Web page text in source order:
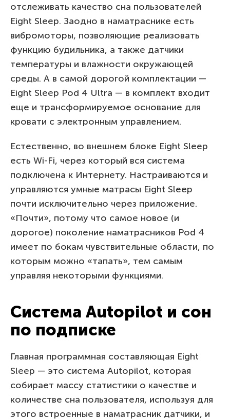
отслеживать качество сна пользователей
Eight Sleep. Заодно в наматраснике есть
вибромоторы, позволяющие реализовать
функцию будильника, а также датчики
температуры и влажности окружающей
среды. А в самой дорогой комплектации —
Eight Sleep Pod 4 Ultra — в комплект входит
еще и трансформируемое основание для
кровати с электронным управлением.
Естественно, во внешнем блоке Eight Sleep
есть Wi-Fi, через который вся система
подключена к Интернету. Настраиваются и
управляются умные матрасы Eight Sleep
почти исключительно через приложение.
«Почти», потому что самое новое (и
дорогое) поколение наматрасников Pod 4
имеет по бокам чувствительные области, по
которым можно «тапать», тем самым
управляя некоторыми функциями.
Система Autopilot и сон
по подписке
Главная программная составляющая Eight
Sleep — это система Autopilot, которая
собирает массу статистики о качестве и
количестве сна пользователя, используя для
этого встроенные в наматрасник датчики, и